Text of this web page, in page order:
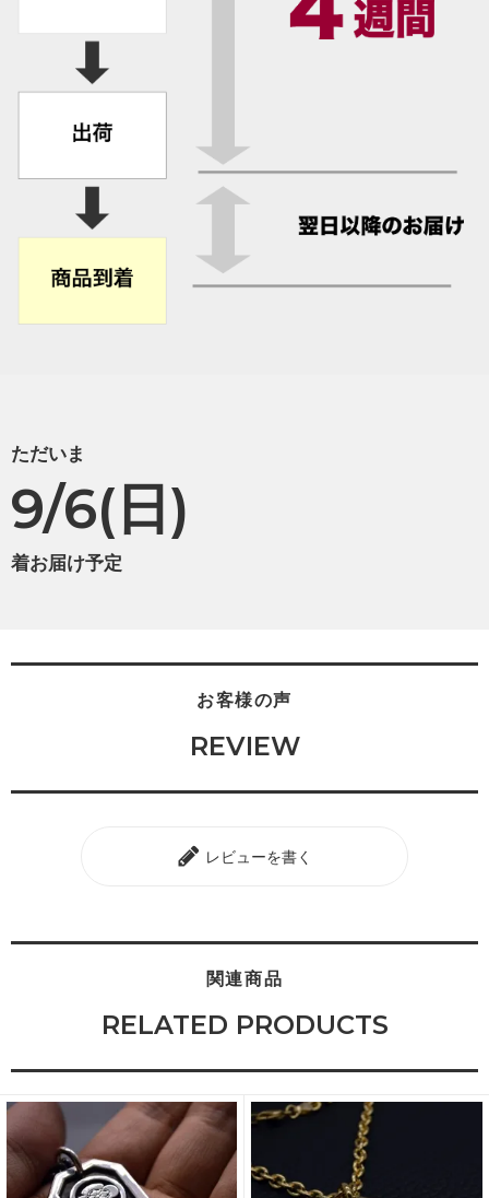
ただいま
9/6(日)
着お届け予定
お客様の声
REVIEW
レビューを書く
関連商品
RELATED PRODUCTS